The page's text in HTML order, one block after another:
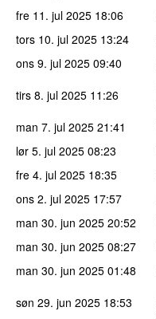
fre 11. jul 2025 18:06
tors 10. jul 2025 13:24
ons 9. jul 2025 09:40
tirs 8. jul 2025 11:26
man 7. jul 2025 21:41
lør 5. jul 2025 08:23
fre 4. jul 2025 18:35
ons 2. jul 2025 17:57
man 30. jun 2025 20:52
man 30. jun 2025 08:27
man 30. jun 2025 01:48
søn 29. jun 2025 18:53